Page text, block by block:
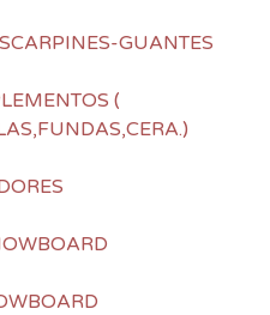
GUANTES
(